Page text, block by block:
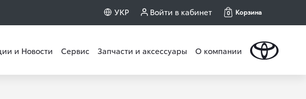
УКР Войти в кабинет 0 Корзина
и Новости Сервис Запчасти и аксессуары О компании